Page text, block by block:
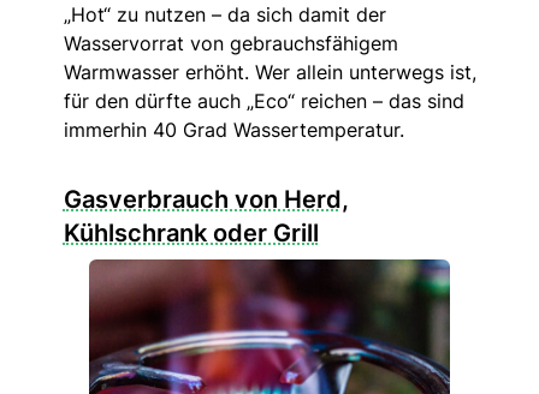
„Hot“ zu nutzen – da sich damit der
Wasservorrat von gebrauchsfähigem
Warmwasser erhöht. Wer allein unterwegs ist,
für den dürfte auch „Eco“ reichen – das sind
immerhin 40 Grad Wassertemperatur.
Gasverbrauch von Herd,
Kühlschrank oder Grill